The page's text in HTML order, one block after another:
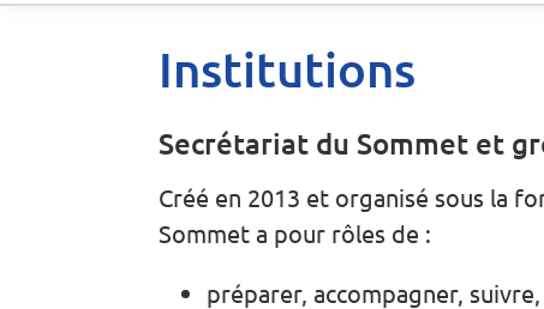
Institutions
Secrétariat du Sommet et
Créé en 2013 et organisé sous la
Sommet a pour rôles de :
préparer, accompagner,